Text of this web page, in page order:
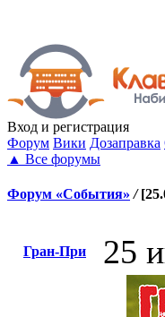
Вход и регистрация
Форум Вики Дозаправка
▲ Все форумы
Форум «События» /
Гран-При 25